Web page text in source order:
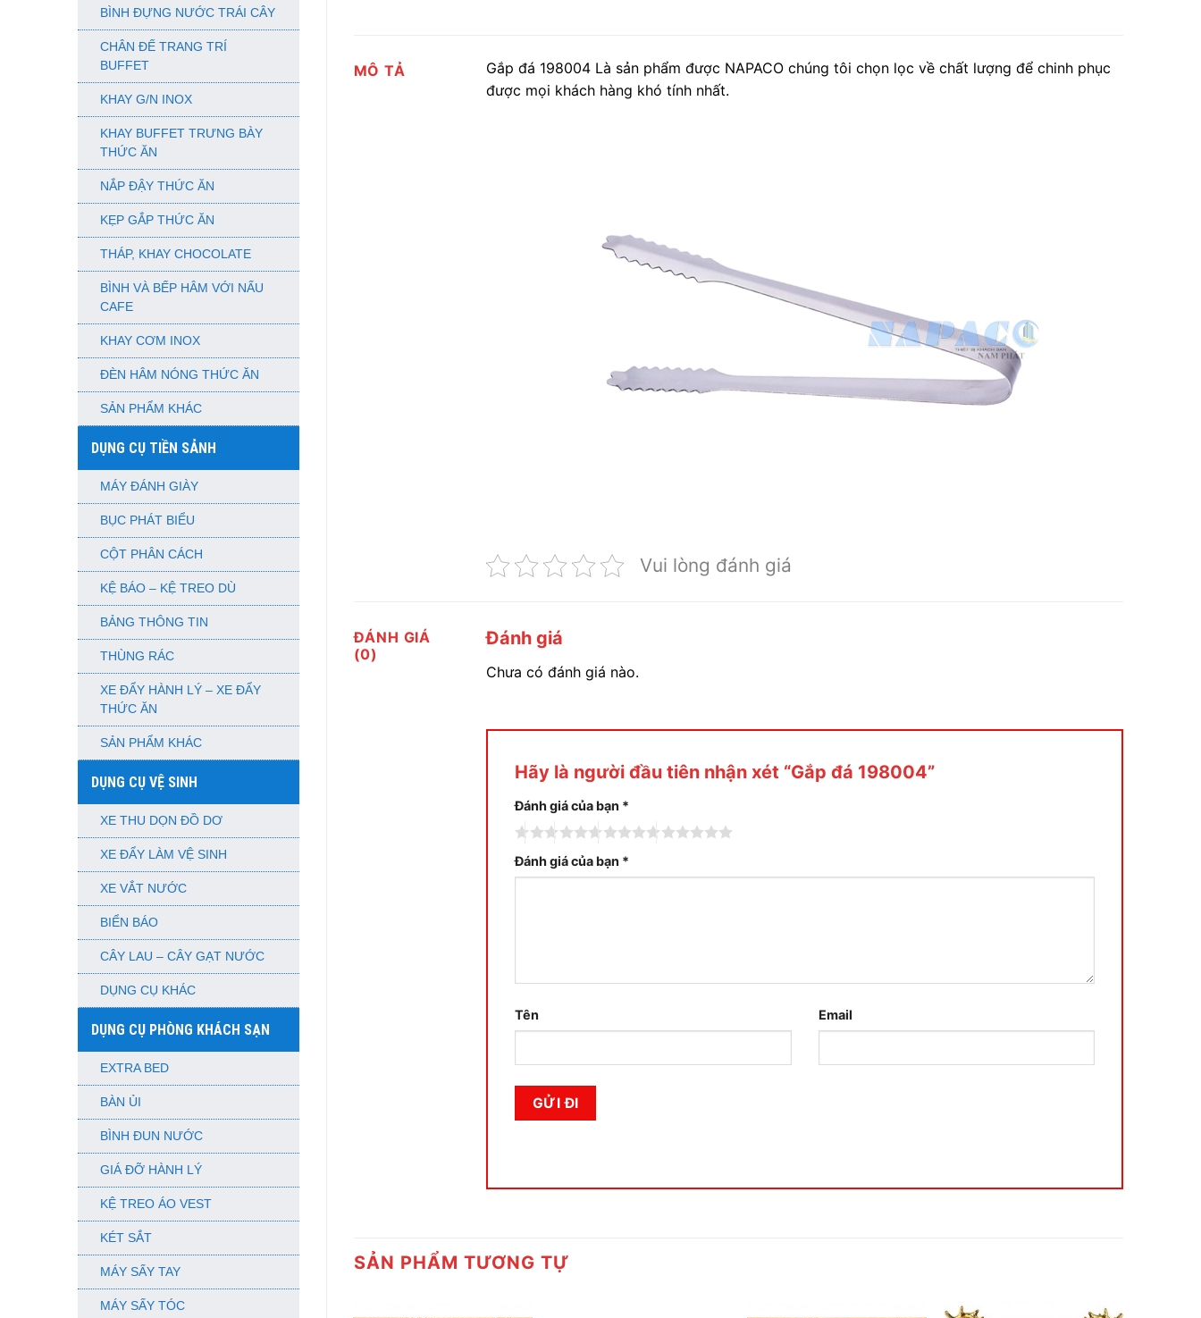
BÌNH ĐỰNG NƯỚC TRÁI CÂY
CHÂN ĐẾ TRANG TRÍ
BUFFET
KHAY G/N INOX
KHAY BUFFET TRƯNG BÀY
THỨC ĂN
NẮP ĐẬY THỨC ĂN
KẸP GẮP THỨC ĂN
THÁP, KHAY CHOCOLATE
BÌNH VÀ BẾP HÂM VỚI NẤU
CAFE
KHAY CƠM INOX
ĐÈN HÂM NÓNG THỨC ĂN
SẢN PHẨM KHÁC
DỤNG CỤ TIỀN SẢNH
MÁY ĐÁNH GIÀY
BỤC PHÁT BIỂU
CỘT PHÂN CÁCH
KỆ BÁO – KỆ TREO DÙ
BẢNG THÔNG TIN
THÙNG RÁC
XE ĐẨY HÀNH LÝ – XE ĐẨY
THỨC ĂN
SẢN PHẨM KHÁC
DỤNG CỤ VỆ SINH
XE THU DỌN ĐỒ DƠ
XE ĐẨY LÀM VỆ SINH
XE VẮT NƯỚC
BIỂN BÁO
CÂY LAU – CÂY GẠT NƯỚC
DỤNG CỤ KHÁC
DỤNG CỤ PHÒNG KHÁCH SẠN
EXTRA BED
BÀN ỦI
BÌNH ĐUN NƯỚC
GIÁ ĐỠ HÀNH LÝ
KỆ TREO ÁO VEST
KÉT SẮT
MÁY SẤY TAY
MÁY SẤY TÓC
MÔ TẢ
Gắp đá 198004 Là sản phẩm được NAPACO chúng tôi chọn lọc về chất lượng để chinh phục
được mọi khách hàng khó tính nhất.
Vui lòng đánh giá
ĐÁNH GIÁ
(0)
Đánh giá
Chưa có đánh giá nào.
Hãy là người đầu tiên nhận xét “Gắp đá 198004”
Đánh giá của bạn *
Đánh giá của bạn *
Tên Email
SẢN PHẨM TƯƠNG TỰ